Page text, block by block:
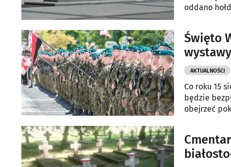
oddano
Święto
AKTUALNOŚCI
Co roku 15
będzie
obejrzeć